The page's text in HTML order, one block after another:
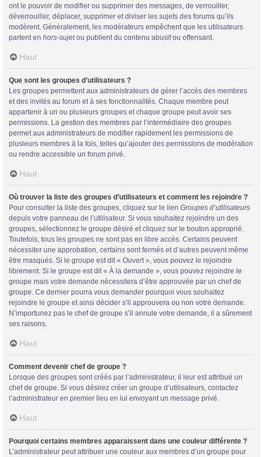
ont le pouvoir de modifier ou supprimer des messages, de verrouiller,
déverrouiller, déplacer, supprimer et diviser les sujets des forums qu’ils
modèrent. Généralement, les modérateurs empêchent que les utilisateurs
partent en hors-sujetou publient du contenu abusif ou offensant.
Haut
Que sont les groupes d’utilisateurs ?
Les groupes permettent aux administrateurs de gérer l’accès des membres
et des invités au forum et à ses fonctionnalités. Chaque membre peut
appartenir à un ou plusieurs groupes et chaque groupe peut avoir ses
permissions. La gestion des membres par l’intermédiaire des groupes
permet aux administrateurs de modifier rapidement les permissions de
plusieurs membres à la fois, telles qu’ajouter des permissions de modération
ou rendre accessible un forum privé.
Haut
Où trouver la liste des groupes d’utilisateurs et comment les rejoindre ?
Pour consulter la liste des groupes, cliquez sur le lien Groupes d’utilisateurs
depuis votre panneau de l’utilisateur. Si vous souhaitez rejoindre un des
groupes, sélectionnez le groupe désiré et cliquez sur le bouton approprié.
Toutefois, tous les groupes ne sont pas en libre accès. Certains peuvent
nécessiter une approbation, certains sont fermés et d’autres peuvent même
être masqués. Si le groupe est dit « Ouvert », vous pouvez le rejoindre
librement. Si le groupe est dit « À la demande », vous pouvez rejoindre le
groupe mais votre demande nécessitera d’être approuvée par un chef de
groupe. Ce dernier pourra vous demander pourquoi vous souhaitez
rejoindre le groupe et ainsi décider s’il approuvera ou non votre demande.
N’importunez pas le chef de groupe s’il annule votre demande, il a sûrement
ses raisons.
Haut
Comment devenir chef de groupe ?
Lorsque des groupes sont créés par l’administrateur, il leur est attribué un
chef de groupe. Si vous désirez créer un groupe d’utilisateurs, contactez
l’administrateur en premier lieu en lui envoyant un message privé.
Haut
Pourquoi certains membres apparaissent dans une couleur différente ?
L’administrateur peut attribuer une couleur aux membres d’un groupe pour